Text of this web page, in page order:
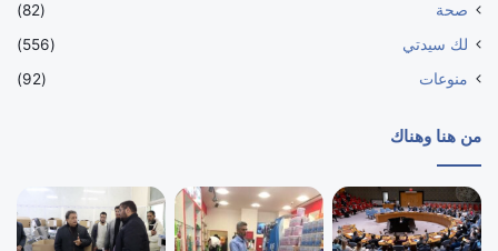
صحة
(82)
لك سيدتي
(556)
منوعات
(92)
من هنا وهناك